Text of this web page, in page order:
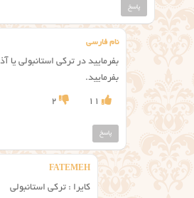
پاسخ
نام فارسی
بفرمایید در ترکی استانبولی
بفرمایید.
11
2
پاسخ
FATEMEH
کایرا : ترکی استانبولی